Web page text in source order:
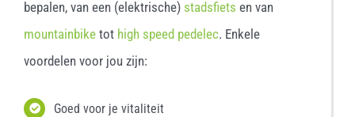
bepalen, van een (elektrische) stadsfiets en van
mountainbiketot high speed pedelec. Enkele
voordelen voor jou zijn:
Goed voor je vitaliteit